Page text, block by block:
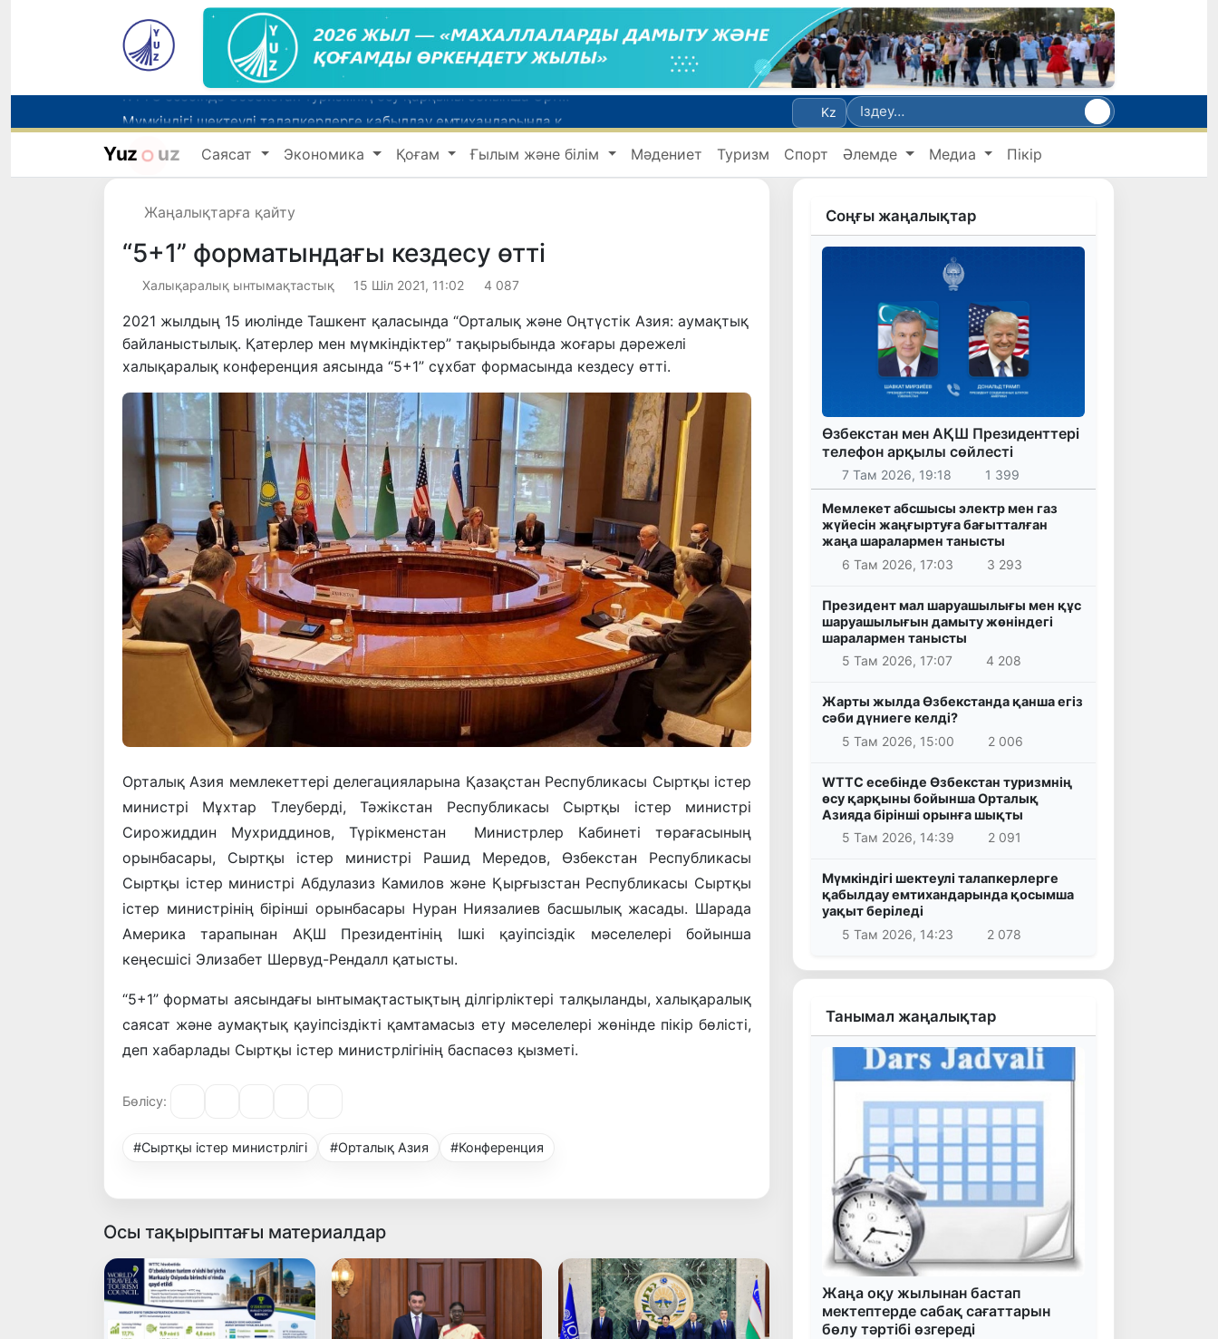
Беларусьтен Өзбекстанға екінші тікелей жүк пойызы жөнелтілді
Адам саудасынан зардап шеккен азаматтар әлеуметтік қызметтермен қамтылады
Kz
Yuz uz Саясат Экономика Қоғам Ғылым және білім Мәдениет Туризм Спорт Әлемде Медиа Пікір
Жаңалықтарға қайту
“5+1” форматындағы кездесу өтті
Халықаралық ынтымақтастық 15 Шіл 2021, 11:02 4 087
2021 жылдың 15 июлінде Ташкент қаласында “Орталық және Оңтүстік Азия: аумақтық
байланыстылық. Қатерлер мен мүмкіндіктер” тақырыбында жоғары дәрежелі
халықаралық конференция аясында “5+1” сұхбат формасында кездесу өтті.
Орталық Азия мемлекеттері делегацияларына Қазақстан Республикасы Сыртқы істер
министрі Мұхтар Тлеуберді, Тәжікстан Республикасы Сыртқы істер министрі
Сирожиддин Мухриддинов, Түрікменстан Министрлер Кабинеті төрағасының
орынбасары, Сыртқы істер министрі Рашид Мередов, Өзбекстан Республикасы
Сыртқы істер министрі Абдулазиз Камилов және Қырғызстан Республикасы Сыртқы
істер министрінің бірінші орынбасары Нуран Ниязалиев басшылық жасады. Шарада
Америка тарапынан АҚШ Президентінің Ішкі қауіпсіздік мәселелері бойынша
кеңесшісі Элизабет Шервуд-Рендалл қатысты.
“5+1” форматы аясындағы ынтымақтастықтың ділгірліктері талқыланды, халықаралық
саясат және аумақтық қауіпсіздікті қамтамасыз ету мәселелері жөнінде пікір бөлісті,
деп хабарлады Сыртқы істер министрлігінің баспасөз қызметі.
Бөлісу:
#Сыртқы істер министрлігі #Орталық Азия #Конференция
Осы тақырыптағы материалдар
Соңғы жаңалықтар
Өзбекстан мен АҚШ Президенттері
телефон арқылы сөйлесті
7 Там 2026, 19:18 1 399
Мемлекет абсшысы электр мен газ
жүйесін жаңғыртуға бағытталған
жаңа шаралармен танысты
6 Там 2026, 17:03
3 293
Президент мал шаруашылығы мен құс
шаруашылығын дамыту жөніндегі
шаралармен танысты
5 Там 2026, 17:07
4 208
Жарты жылда Өзбекстанда қанша егіз
сәби дүниеге келді?
5 Там 2026, 15:00
2 006
WTTC есебінде Өзбекстан туризмнің
өсу қарқыны бойынша Орталық
Азияда бірінші орынға шықты
5 Там 2026, 14:39
2 091
Мүмкіндігі шектеулі талапкерлерге
қабылдау емтихандарында қосымша
уақыт беріледі
5 Там 2026, 14:23
2 078
Танымал жаңалықтар
Жаңа оқу жылынан бастап
мектептерде сабақ сағаттарын
бөлу тәртібі өзгереді